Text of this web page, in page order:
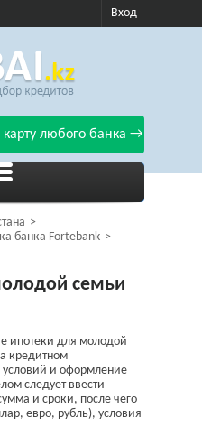
Вход
любого банка →
банка Fortebank
семьи
ипотеки для молодой
кредитном
условий и оформление
следует ввести
и сроки, после чего
евро, рубль), условия